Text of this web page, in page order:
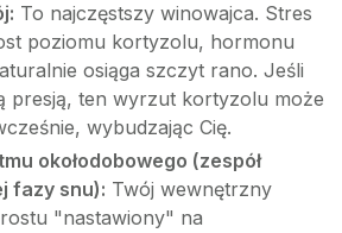
To najczęstszy winowajca. Stres
poziomu kortyzolu, hormonu
osiąga szczyt rano. Jeśli
presją, ten wyrzut kortyzolu może
wybudzając Cię.
okołodobowego (zespół
fazy snu): Twój wewnętrzny
"nastawiony" na